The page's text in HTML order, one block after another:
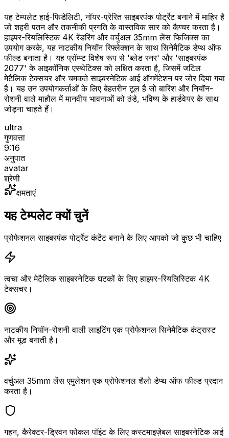
यह टेम्पलेट हाई-फिडेलिटी, नॉयर-प्रेरित साइबरपंक पोर्ट्रेट बनाने में माहिर है
जो शहरी पतन और तकनीकी प्रगति के वास्तविक सार को कैप्चर करता है।
हाइपर-रियलिस्टिक 4K रेंडरिंग और वर्चुअल 35mm लेंस फिजिक्स का
उपयोग करके, यह नाटकीय नियॉन रिफ्लेक्शन के साथ सिनेमैटिक डेप्थ ऑफ
फील्ड बनाता है। यह प्रॉम्प्ट विशेष रूप से 'ब्लेड रनर' और 'साइबरपंक
2077' के आइकॉनिक एस्थेटिक्स को लक्षित करता है, जिसमें जटिल
मेटैलिक टेक्सचर और चमकते साइबरनेटिक आई ऑगमेंटेशन पर जोर दिया गया
है। यह उन उपयोगकर्ताओं के लिए बेहतरीन टूल है जो बारिश और नियॉन-
रोशनी वाले माहौल में मानवीय भावनाओं को ठंडे, भविष्य के हार्डवेयर के साथ
जोड़ना चाहते हैं।
ultra
गुणवत्ता
9:16
अनुपात
avatar
श्रेणी
क्षमताएं
यह टेम्पलेट क्यों चुनें
प्रोफेशनल साइबरपंक पोर्ट्रेट कंटेंट बनाने के लिए आपको जो कुछ भी चाहिए
त्वचा और मेटैलिक साइबरनेटिक घटकों के लिए हाइपर-रियलिस्टिक 4K
टेक्सचर।
नाटकीय नियॉन-रोशनी वाली लाइटिंग एक प्रोफेशनल सिनेमैटिक कंट्रास्ट
और मूड बनाती है।
वर्चुअल 35mm लेंस एमुलेशन एक प्रोफेशनल शैलो डेप्थ ऑफ फील्ड प्रदान
करता है।
गहन, कैरेक्टर-ड्रिवन फोकल पॉइंट के लिए कस्टमाइज़ेबल साइबरनेटिक आई